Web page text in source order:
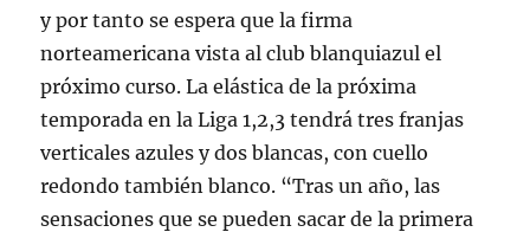
y por tanto se espera que la firma
norteamericana vista al club blanquiazul el
próximo curso. La elástica de la próxima
temporada en la Liga 1,2,3 tendrá tres franjas
verticales azules y dos blancas, con cuello
redondo también blanco. “Tras un año, las
sensaciones que se pueden sacar de la primera